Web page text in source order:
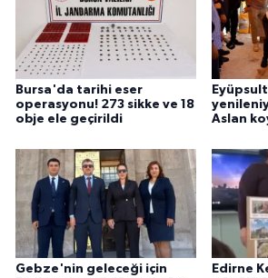
Bursa'da tarihi eser
operasyonu! 273 sikke ve 18
obje ele geçirildi
Aslan
Gebze'nin geleceği için
Edirne